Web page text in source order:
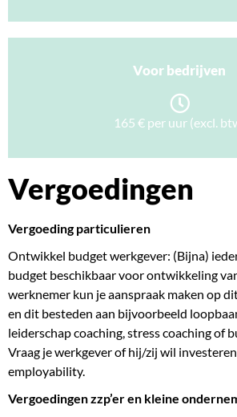
Voor bedrijven
165 € per uur (excl.
Vergoedingen
Vergoeding particulieren
Ontwikkel budget werkgever: (Bijna)
budget beschikbaar voor ontwikkeling
werknemer kun je aanspraak maken op
en dit besteden aan bijvoorbeeld
leiderschap coaching, stress coaching of
Vraag je werkgever of hij/zij wil
employability.
Vergoedingen zzp’er en kleine